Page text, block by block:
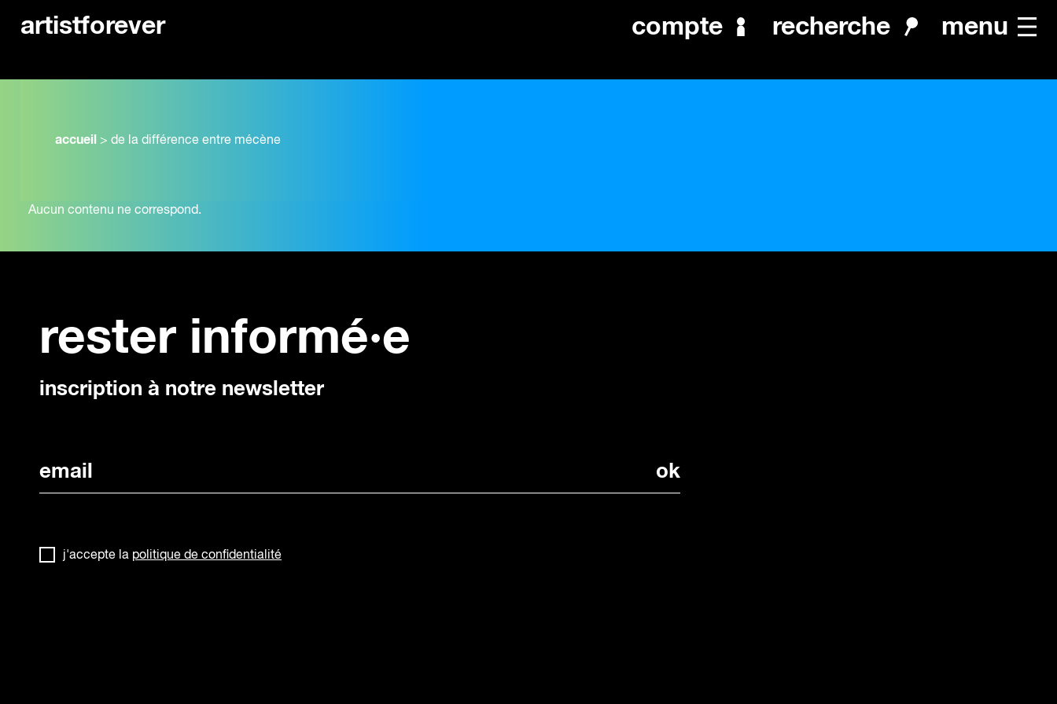
artistforever compte recherche menu
accueil > de la différence entre mécène
Aucun contenu ne correspond.
rester informé·e
inscription à notre newsletter
j'accepte la politique de confidentialité